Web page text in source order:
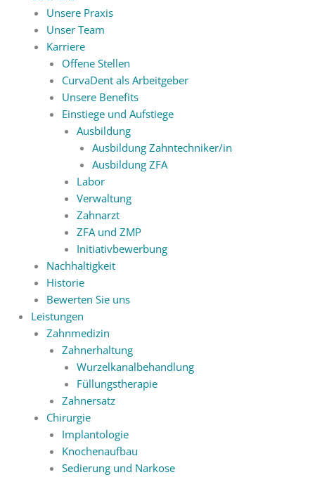
Unsere Praxis
Unser Team
Karriere
Offene Stellen
CurvaDent als Arbeitgeber
Unsere Benefits
Einstiege und Aufstiege
Ausbildung
Ausbildung Zahntechniker/in
Ausbildung ZFA
Labor
Verwaltung
Zahnarzt
ZFA und ZMP
Initiativbewerbung
Nachhaltigkeit
Historie
Bewerten Sie uns
Leistungen
Zahnmedizin
Zahnerhaltung
Wurzelkanalbehandlung
Füllungstherapie
Zahnersatz
Chirurgie
Implantologie
Knochenaufbau
Sedierung und Narkose